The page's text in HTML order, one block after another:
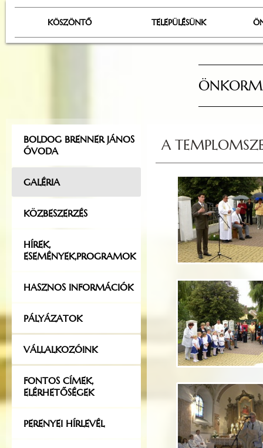
KÖSZÖNTŐ TELEPÜLÉSÜNK
BOLDOG BRENNER JÁNOS
ÓVODA
GALÉRIA
KÖZBESZERZÉS
HÍREK,
ESEMÉNYEK,PROGRAMOK
HASZNOS INFORMÁCIÓK
PÁLYÁZATOK
VÁLLALKOZÓINK
FONTOS CÍMEK,
ELÉRHETŐSÉGEK
PERENYEI HÍRLEVÉL
A